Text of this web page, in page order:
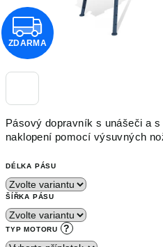
Pásový dopravník s unášeči a
naklopení pomocí výsuvných
DÉLKA PÁSU
ŠÍŘKA PÁSU
TYP MOTORU ?
Z
D
R
M
A
ZDARMA